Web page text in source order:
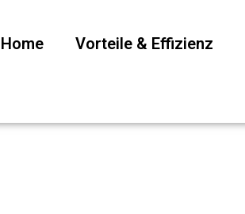
Vorteile & Effizienz